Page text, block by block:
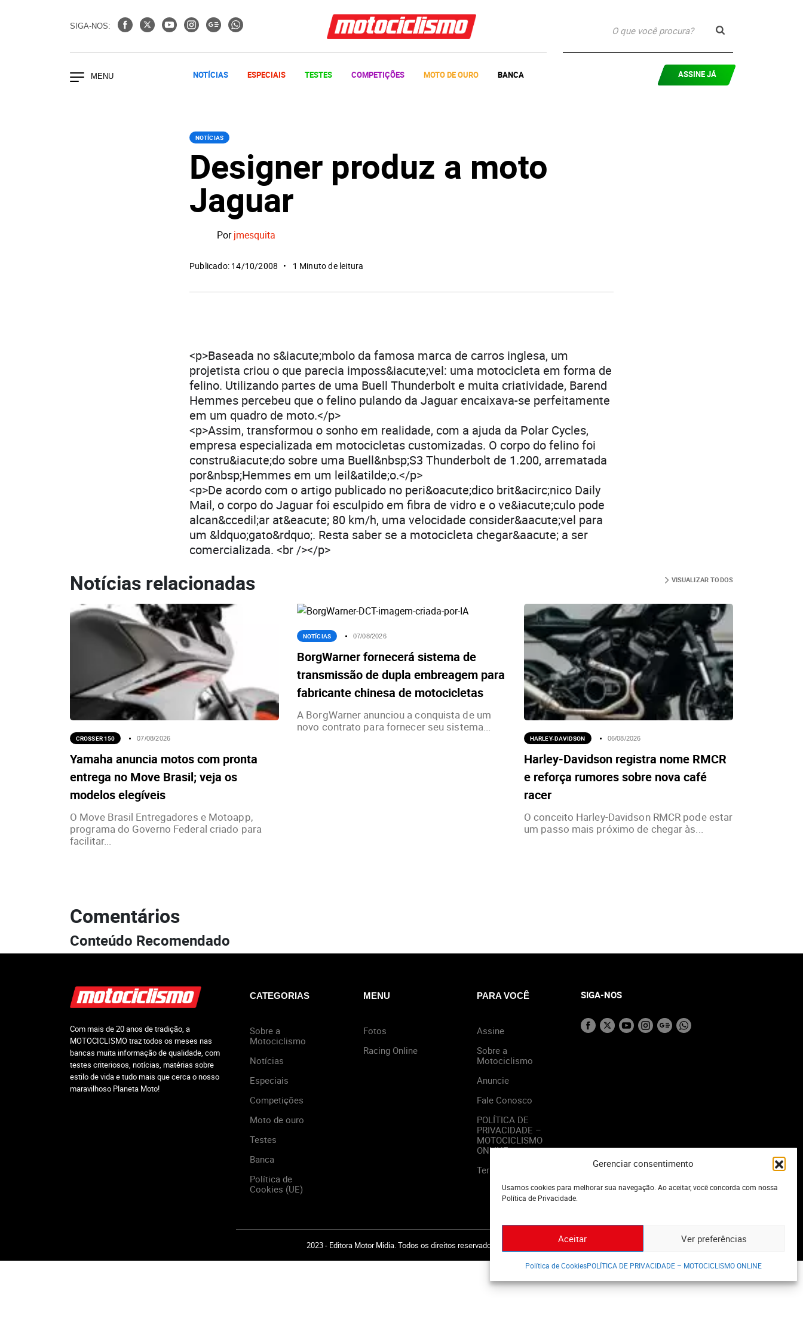
Gerenciar consentimento
Usamos cookies para melhorar sua navegação. Ao aceitar, você concorda com nossa
Política de Privacidade.
Aceitar Ver preferências
Política de CookiesPOLÍTICA DE PRIVACIDADE – MOTOCICLISMO ONLINE
SIGA-NOS:
NOTÍCIAS ESPECIAIS TESTES COMPETIÇÕES MOTO DE OURO BANCA ASSINE JÁ
NOTÍCIAS
Designer produz a moto
Jaguar
Porjmesquita
Publicado: 14/10/2008 1 Minuto de leitura
<p>Baseada no s&iacute;mbolo da famosa marca de carros inglesa, um
projetista criou o que parecia imposs&iacute;vel: uma motocicleta em forma de
felino. Utilizando partes de uma Buell Thunderbolt e muita criatividade, Barend
Hemmes percebeu que o felino pulando da Jaguar encaixava-se perfeitamente
em um quadro de moto.</p>
<p>Assim, transformou o sonho em realidade, com a ajuda da Polar Cycles,
empresa especializada em motocicletas customizadas. O corpo do felino foi
constru&iacute;do sobre uma Buell&nbsp;S3 Thunderbolt de 1.200, arrematada
por&nbsp;Hemmes em um leil&atilde;o.</p>
<p>De acordo com o artigo publicado no peri&oacute;dico brit&acirc;nico Daily
Mail, o corpo do Jaguar foi esculpido em fibra de vidro e o ve&iacute;culo pode
alcan&ccedil;ar at&eacute; 80 km/h, uma velocidade consider&aacute;vel para
um &ldquo;gato&rdquo;. Resta saber se a motocicleta chegar&aacute; a ser
comercializada. <br /></p>
Notícias relacionadas VISUALIZAR TODOS
CROSSER 150 07/08/2026
Yamaha anuncia motos com pronta
entrega no Move Brasil; veja os
modelos elegíveis
O Move Brasil Entregadores e Motoapp,
programa do Governo Federal criado para
facilitar...
NOTÍCIAS 07/08/2026
BorgWarner fornecerá sistema de
transmissão de dupla embreagem para
fabricante chinesa de motocicletas
A BorgWarner anunciou a conquista de um
novo contrato para fornecer seu sistema...
HARLEY-DAVIDSON 06/08/2026
Harley-Davidson registra nome RMCR
e reforça rumores sobre nova café
racer
O conceito Harley-Davidson RMCR pode estar
um passo mais próximo de chegar às...
Comentários
Conteúdo Recomendado
Com mais de 20 anos de tradição, a
MOTOCICLISMO traz todos os meses nas
bancas muita informação de qualidade, com
testes criteriosos, notícias, matérias sobre
estilo de vida e tudo mais que cerca o nosso
maravilhoso Planeta Moto!
CATEGORIAS
Sobre a
Motociclismo
Notícias
Especiais
Competições
Moto de ouro
Testes
Banca
Política de
Cookies (UE)
MENU
Fotos
Racing Online
PARA VOCÊ
Assine
Sobre a
Motociclismo
Anuncie
Fale Conosco
POLÍTICA DE
PRIVACIDADE –
MOTOCICLISMO
ONLINE
Termos de Uso
SIGA-NOS
2023 - Editora Motor Midia. Todos os direitos reservados.